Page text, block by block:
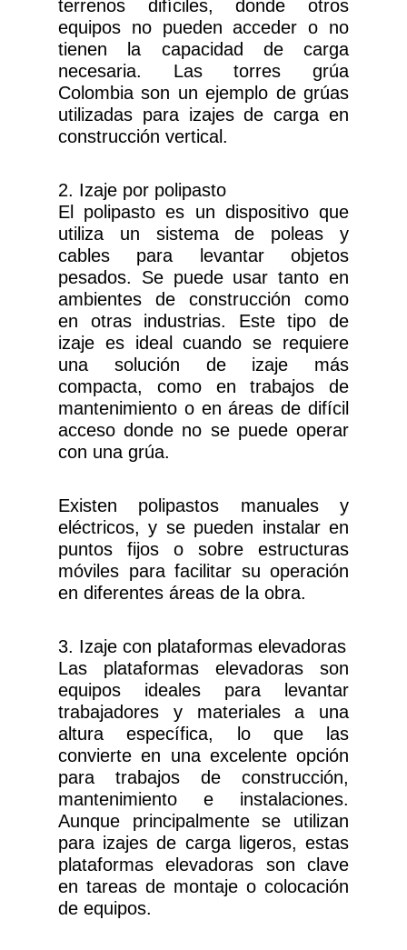
terrenos difíciles, donde otros
equipos no pueden acceder o no
tienen la capacidad de carga
necesaria. Las torres grúa
Colombia son un ejemplo de grúas
utilizadas para izajes de carga en
construcción vertical.
2. Izaje por polipasto
El polipasto es un dispositivo que
utiliza un sistema de poleas y
cables para levantar objetos
pesados. Se puede usar tanto en
ambientes de construcción como
en otras industrias. Este tipo de
izaje es ideal cuando se requiere
una solución de izaje más
compacta, como en trabajos de
mantenimiento o en áreas de difícil
acceso donde no se puede operar
con una grúa.
Existen polipastos manuales y
eléctricos, y se pueden instalar en
puntos fijos o sobre estructuras
móviles para facilitar su operación
en diferentes áreas de la obra.
3. Izaje con plataformas elevadoras
Las plataformas elevadoras son
equipos ideales para levantar
trabajadores y materiales a una
altura específica, lo que las
convierte en una excelente opción
para trabajos de construcción,
mantenimiento e instalaciones.
Aunque principalmente se utilizan
para izajes de carga ligeros, estas
plataformas elevadoras son clave
en tareas de montaje o colocación
de equipos.